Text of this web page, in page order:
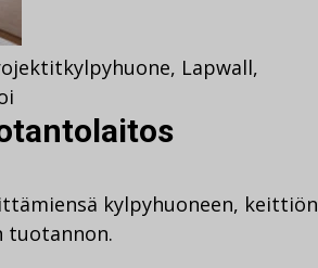
kylpyhuone, Lapwall,
kylpyhuoneen, keittiön
tuotannon.